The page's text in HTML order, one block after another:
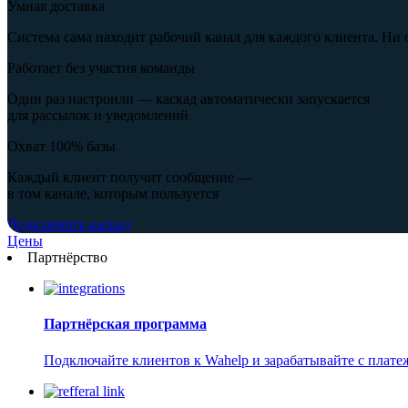
Умная доставка
Система сама находит рабочий канал для каждого клиента. Ни
Работает без участия команды
Один раз настроили — каскад автоматически запускается
для рассылок и уведомлений
Охват 100% базы
Каждый клиент получит сообщение —
в том канале, которым пользуется
Подключить каскад
Цены
Партнёрство
Партнёрская программа
Подключайте клиентов к Wahelp и зарабатывайте с